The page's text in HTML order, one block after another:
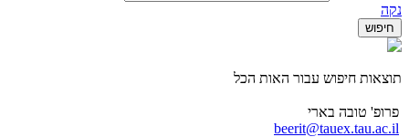
נקה
תוצאות חיפוש עבור האות הכל
פרופ' טובה בארי
beerit@tauex.tau.ac.il